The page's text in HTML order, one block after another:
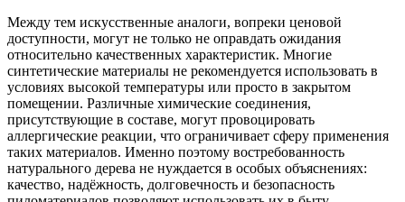
Между тем искусственные аналоги, вопреки ценовой
доступности, могут не только не оправдать ожидания
относительно качественных характеристик. Многие
синтетические материалы не рекомендуется использовать в
условиях высокой температуры или просто в закрытом
помещении. Различные химические соединения,
присутствующие в составе, могут провоцировать
аллергические реакции, что ограничивает сферу применения
таких материалов. Именно поэтому востребованность
натурального дерева не нуждается в особых объяснениях:
качество, надёжность, долговечность и безопасность